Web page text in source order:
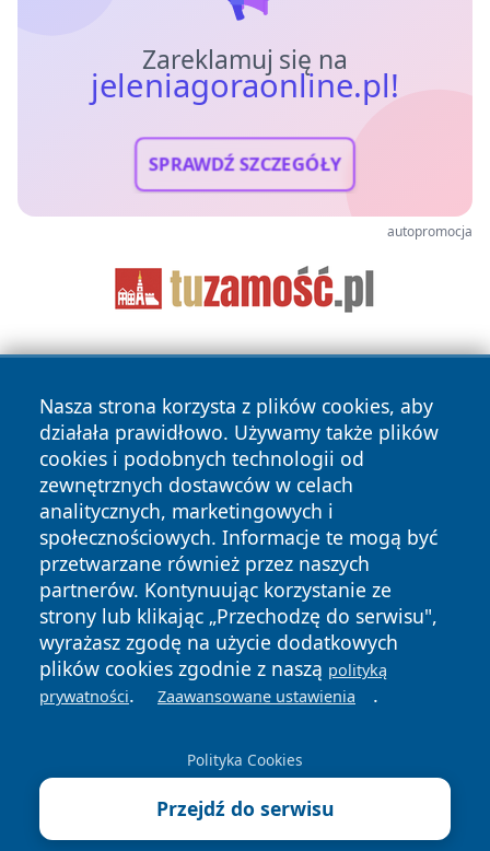
Zareklamuj się na
jeleniagoraonline.pl!
SPRAWDŹ SZCZEGÓŁY
autopromocja
Nasza strona korzysta z plików cookies, aby
działała prawidłowo. Używamy także plików
cookies i podobnych technologii od
zewnętrznych dostawców w celach
analitycznych, marketingowych i
społecznościowych. Informacje te mogą być
przetwarzane również przez naszych
partnerów. Kontynuując korzystanie ze
strony lub klikając „Przechodzę do serwisu",
wyrażasz zgodę na użycie dodatkowych
plików cookies zgodnie z naszą polityką
prywatności. Zaawansowane ustawienia .
Polityka Cookies
Przejdź do serwisu
Copyright © 2026 jeleniagoraonline.pl Wszystkie prawa
zastrzeżone.
News Autorzy
Polityka
Prywatności
Polityka
Cookies